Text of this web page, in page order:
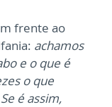
frente ao
achamos
e o que é
o que
é assim,